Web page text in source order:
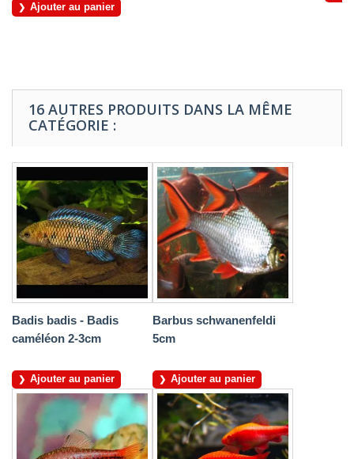
Ajouter au panier
16 AUTRES PRODUITS DANS LA MÊME
CATÉGORIE :
Badis badis - Badis
caméléon 2-3cm
Ajouter au panier
Barbus schwanenfeldi
5cm
Ajouter au panier